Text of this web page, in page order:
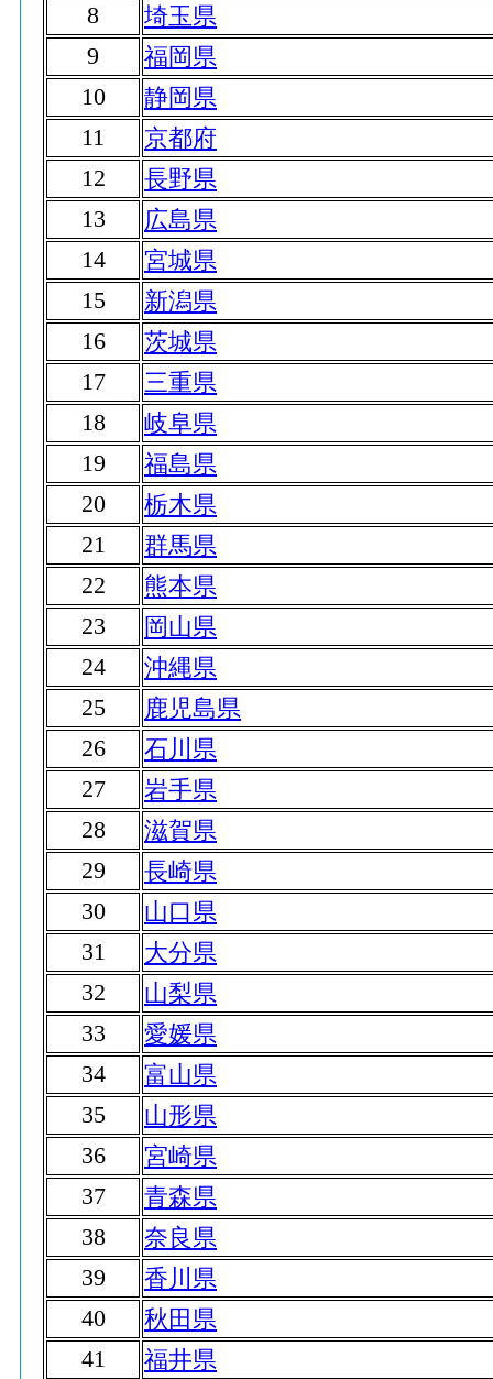
8
埼玉県
9
福岡県
10
静岡県
11
京都府
12
長野県
13
広島県
14
宮城県
15
新潟県
16
茨城県
17
三重県
18
岐阜県
19
福島県
20
栃木県
21
群馬県
22
熊本県
23
岡山県
24
沖縄県
25
鹿児島県
26
石川県
27
岩手県
28
滋賀県
29
長崎県
30
山口県
31
大分県
32
山梨県
33
愛媛県
34
富山県
35
山形県
36
宮崎県
37
青森県
38
奈良県
39
香川県
40
秋田県
41
福井県